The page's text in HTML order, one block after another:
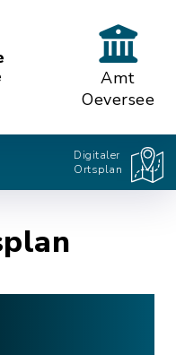
Amt
Oeversee
Digitaler
Ortsplan